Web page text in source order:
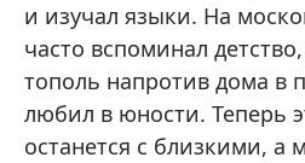
и изучал языки. На
часто вспоминал
тополь напротив дома в
любил в юности. Теперь
останется с близкими, а